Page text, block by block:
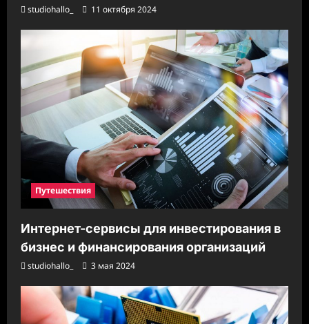
studiohallo_ 11 октября 2024
Путешествия
Интернет-сервисы для инвестирования в
бизнес и финансирования организаций
studiohallo_ 3 мая 2024